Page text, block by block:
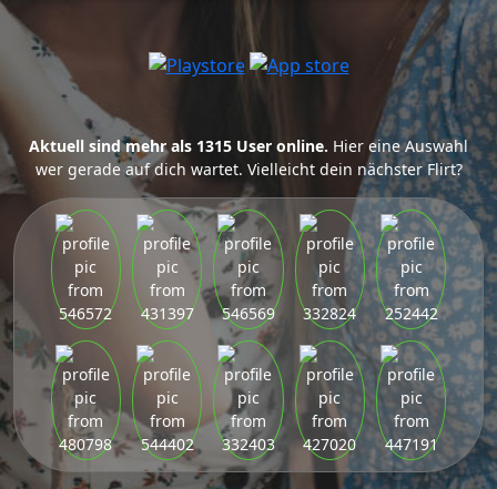
Aktuell sind mehr als 1315 User online. Hier eine Auswahl
wer gerade auf dich wartet. Vielleicht dein nächster Flirt?